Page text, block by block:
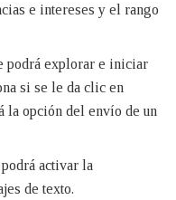
e intereses y el rango
podrá explorar e iniciar
si se le da clic en
la opción del envío de un
activar la
de texto.